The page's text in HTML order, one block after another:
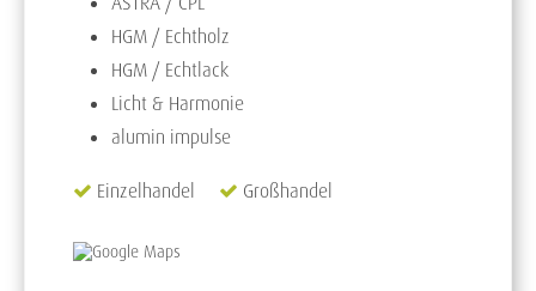
HGM / Echtholz
HGM / Echtlack
Licht & Harmonie
alumin impulse
Einzelhandel Großhandel